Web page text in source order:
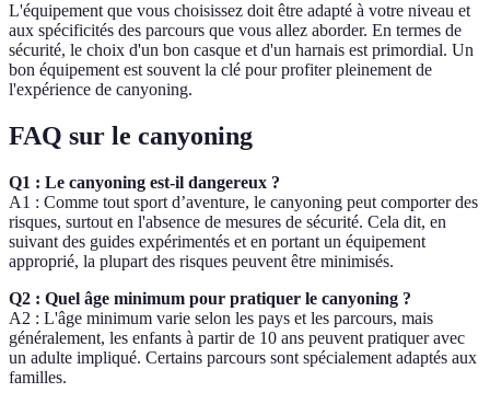
L'équipement que vous choisissez doit être adapté à votre niveau et
aux spécificités des parcours que vous allez aborder. En termes de
sécurité, le choix d'un bon casque et d'un harnais est primordial. Un
bon équipement est souvent la clé pour profiter pleinement de
l'expérience de canyoning.
FAQ sur le canyoning
Q1 : Le canyoning est-il dangereux ?
A1 : Comme tout sport d’aventure, le canyoning peut comporter des
risques, surtout en l'absence de mesures de sécurité. Cela dit, en
suivant des guides expérimentés et en portant un équipement
approprié, la plupart des risques peuvent être minimisés.
Q2 : Quel âge minimum pour pratiquer le canyoning ?
A2 : L'âge minimum varie selon les pays et les parcours, mais
généralement, les enfants à partir de 10 ans peuvent pratiquer avec
un adulte impliqué. Certains parcours sont spécialement adaptés aux
familles.